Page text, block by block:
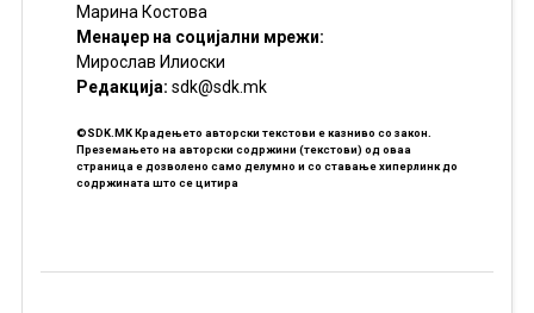
Марина Костова
Менаџер на социјални мрежи:
Мирослав Илиоски
Редакцијa: sdk@sdk.mk
©SDK.MK Крадењето авторски текстови е казниво со закон.
Преземањето на авторски содржини (текстови) од оваа
страница е дозволено само делумно и со ставање хиперлинк до
содржината што се цитира